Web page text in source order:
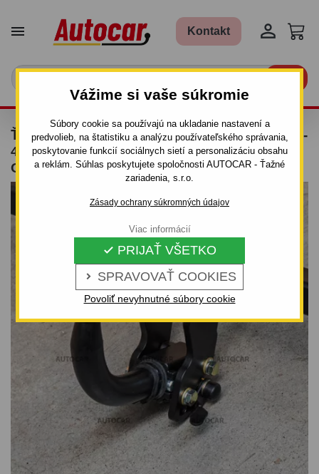
Vážime si vaše súkromie
Súbory cookie sa používajú na ukladanie nastavení a
predvolieb, na štatistiku a analýzu používateľského správania,
poskytovanie funkcií sociálnych sietí a personalizáciu obsahu
a reklám. Súhlas poskytujete spoločnosti AUTOCAR - Ťažné
zariadenia, s.r.o.
Zásady ochrany súkromných údajov
 SPRAVOVAŤ COOKIES
 PRIJAŤ VŠETKO
Povoliť nevyhnutné súbory cookie
Viac informácií
 Kontakt 
ŤAŽNÉ ZARIADENIE PRE DAEWOO NUBIRA -
4DV. - OD 07/1999 DO 06/2003 -
ODNÍMATEĽNÝ BAJONETOVÝ SYSTÉM